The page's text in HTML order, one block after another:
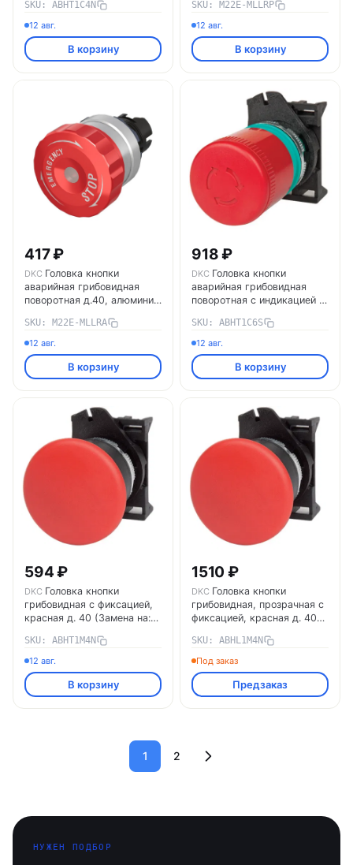
MLLRA + M22MF)
ABHT1C4N DKC
SKU: ABHT1C4N
12 авг.
В корзину
DKC
SKU: M22E-MLLRP
12 авг.
В корзину
417 ₽
DKC Головка кнопки
аварийная грибовидная
поворотная д.40, алюминий
SKU: M22E-MLLRA
12 авг.
В корзину
918 ₽
DKC Головка кнопки
аварийная грибовидная
поворотная с индикацией д.
MLLRP/M22E-MLLRA +
M22MF) ABHT1C6S DKC
SKU: ABHT1C6S
12 авг.
В корзину
594 ₽
DKC Головка кнопки
грибовидная с фиксацией,
красная д. 40 (Замена на:
+ M22MF) ABHT1M4N DKC
SKU: ABHT1M4N
12 авг.
В корзину
1510 ₽
DKC Головка кнопки
грибовидная, прозрачная с
фиксацией, красная д. 40
MLLRP/M22E-MLLRA +
M22MF) ABHL1M4N DKC
SKU: ABHL1M4N
Под заказ
Предзаказ
1 2
НУЖЕН ПОДБОР